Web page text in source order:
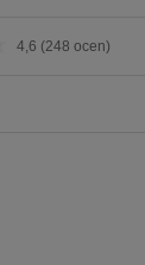
4,6 (248 ocen)